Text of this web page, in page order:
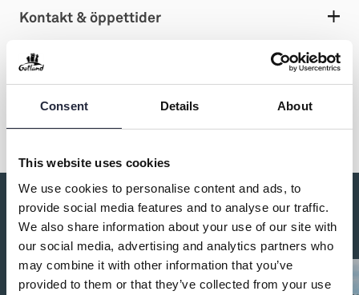
Consent Details About
This website uses cookies
We use cookies to personalise content and ads, to
provide social media features and to analyse our traffic.
We also share information about your use of our site with
our social media, advertising and analytics partners who
may combine it with other information that you’ve
provided to them or that they’ve collected from your use
Kontakt & öppettider
Du kanske också är intresserad av: